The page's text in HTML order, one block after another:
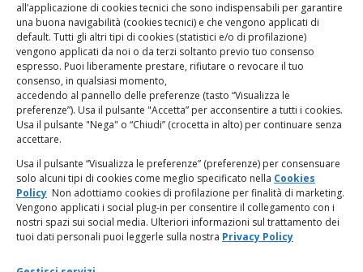
all’applicazione di cookies tecnici che sono indispensabili per garantire
una buona navigabilità (cookies tecnici) e che vengono applicati di
default. Tutti gli altri tipi di cookies (statistici e/o di profilazione)
vengono applicati da noi o da terzi soltanto previo tuo consenso
espresso. Puoi liberamente prestare, rifiutare o revocare il tuo
consenso, in qualsiasi momento,
accedendo al pannello delle preferenze (tasto “Visualizza le
preferenze”). Usa il pulsante "Accetta” per acconsentire a tutti i cookies.
Usa il pulsante "Nega" o “Chiudi” (crocetta in alto) per continuare senza
accettare.
Usa il pulsante “Visualizza le preferenze” (preferenze) per consensuare
solo alcuni tipi di cookies come meglio specificato nella Cookies
Policy Non adottiamo cookies di profilazione per finalità di marketing.
Vengono applicati i social plug-in per consentire il collegamento con i
nostri spazi sui social media. Ulteriori informazioni sul trattamento dei
tuoi dati personali puoi leggerle sulla nostra Privacy Policy
Firenze al nr. 5208 dell’ 08.10.2002. Direttore responsabile:
Giampaolo Marchini – C.F. 80005790482
LINK UTILI
PagoPA
Privacy Policy
Regolamento categorie particolari di dati personali e dati
giudiziari
Amministrazione Trasparente